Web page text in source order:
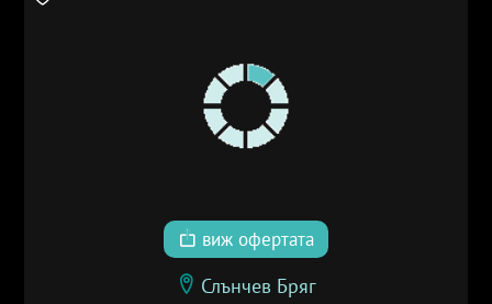
виж офертата
Слънчев Бряг